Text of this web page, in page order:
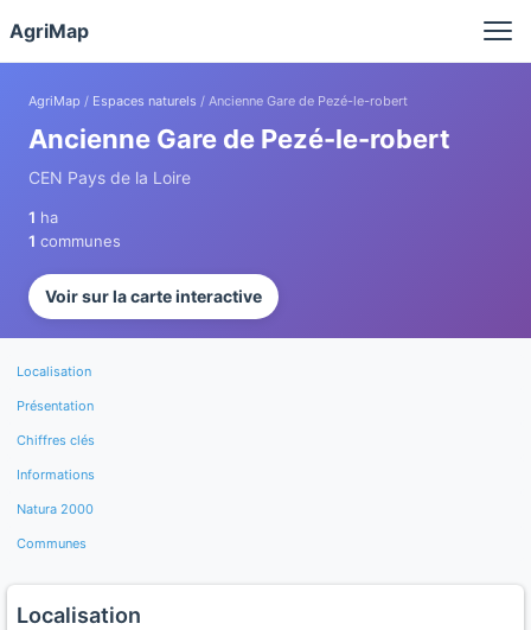
AgriMap
AgriMap / Espaces naturels / Ancienne Gare de Pezé-le-robert
Ancienne Gare de Pezé-le-robert
CEN Pays de la Loire
1 ha
1 communes
Voir sur la carte interactive
Localisation
Présentation
Chiffres clés
Informations
Natura 2000
Communes
Localisation